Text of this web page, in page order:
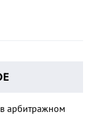
арбитражном